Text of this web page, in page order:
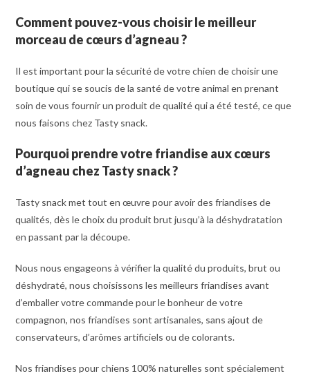
Comment pouvez-vous choisir le meilleur
morceau de cœurs d’agneau?
Il est important pour la sécurité de votre chien de choisir une
boutique qui se soucis de la santé de votre animal en prenant
soin de vous fournir un produit de qualité qui a été testé, ce que
nous faisons chez Tasty snack.
Pourquoi prendre votre friandise aux cœurs
d’agneau chez Tasty snack?
Tasty snack met tout en œuvre pour avoir des friandises de
qualités, dès le choix du produit brut jusqu’à la déshydratation
en passant par la découpe.
Nous nous engageons à vérifier la qualité du produits, brut ou
déshydraté, nous choisissons les meilleurs friandises avant
d’emballer votre commande pour le bonheur de votre
compagnon, nos friandises sont artisanales, sans ajout de
conservateurs, d’arômes artificiels ou de colorants.
Nos friandises pour chiens 100% naturelles sont spécialement